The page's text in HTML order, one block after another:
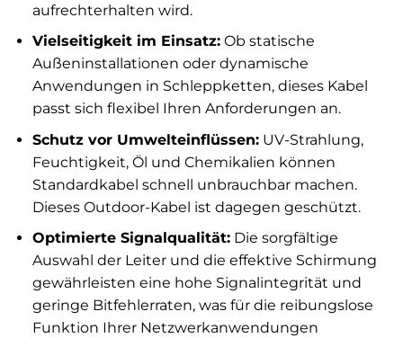
aufrechterhalten wird.
Vielseitigkeit im Einsatz:Ob statische
Außeninstallationen oder dynamische
Anwendungen in Schleppketten, dieses Kabel
passt sich flexibel Ihren Anforderungen an.
Schutz vor Umwelteinflüssen:UV-Strahlung,
Feuchtigkeit, Öl und Chemikalien können
Standardkabel schnell unbrauchbar machen.
Dieses Outdoor-Kabel ist dagegen geschützt.
Optimierte Signalqualität:Die sorgfältige
Auswahl der Leiter und die effektive Schirmung
gewährleisten eine hohe Signalintegrität und
geringe Bitfehlerraten, was für die reibungslose
Funktion Ihrer Netzwerkanwendungen